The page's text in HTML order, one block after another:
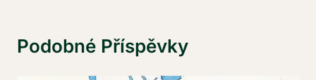
Podobné Příspěvky